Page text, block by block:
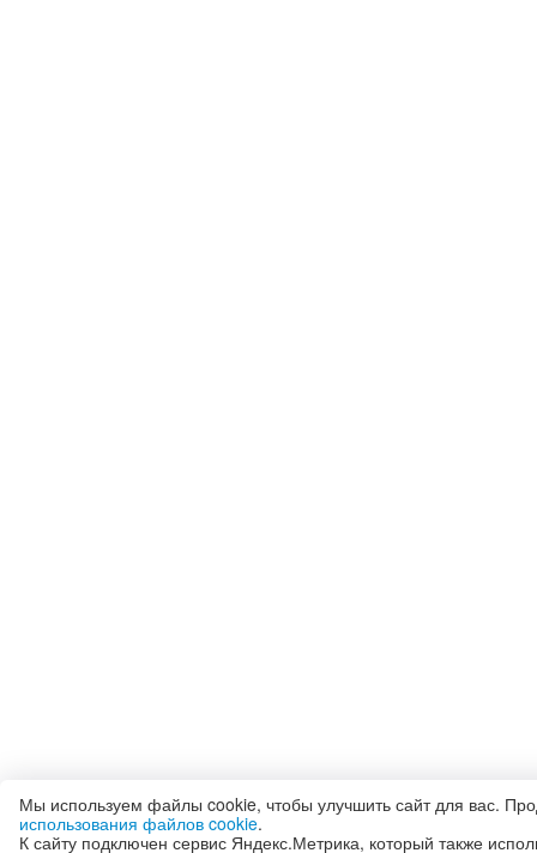
Мы используем файлы cookie, чтобы улучшить сайт для вас.
использования файлов cookie.
К сайту подключен сервис Яндекс.Метрика, который также